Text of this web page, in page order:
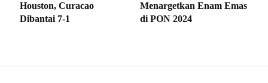
Houston, Curacao
Dibantai 7-1
Menargetkan Enam Emas
di PON 2024